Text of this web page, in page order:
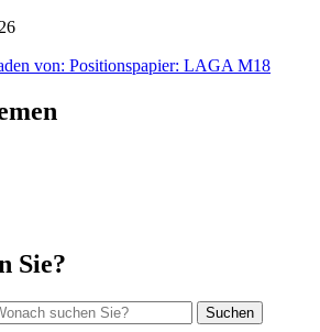
von: Positionspapier: LAGA M18
Sie?